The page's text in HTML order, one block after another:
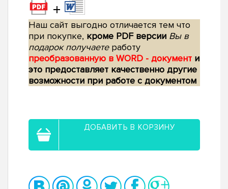
+
Наш сайт выгодно отличается тем что
при покупке, кроме PDF версии Вы в
подарок получаетеработу
преобразованную в WORD - документ и
это предоставляет качественно другие
возможности при работе с документом
ДОБАВИТЬ В КОРЗИНУ